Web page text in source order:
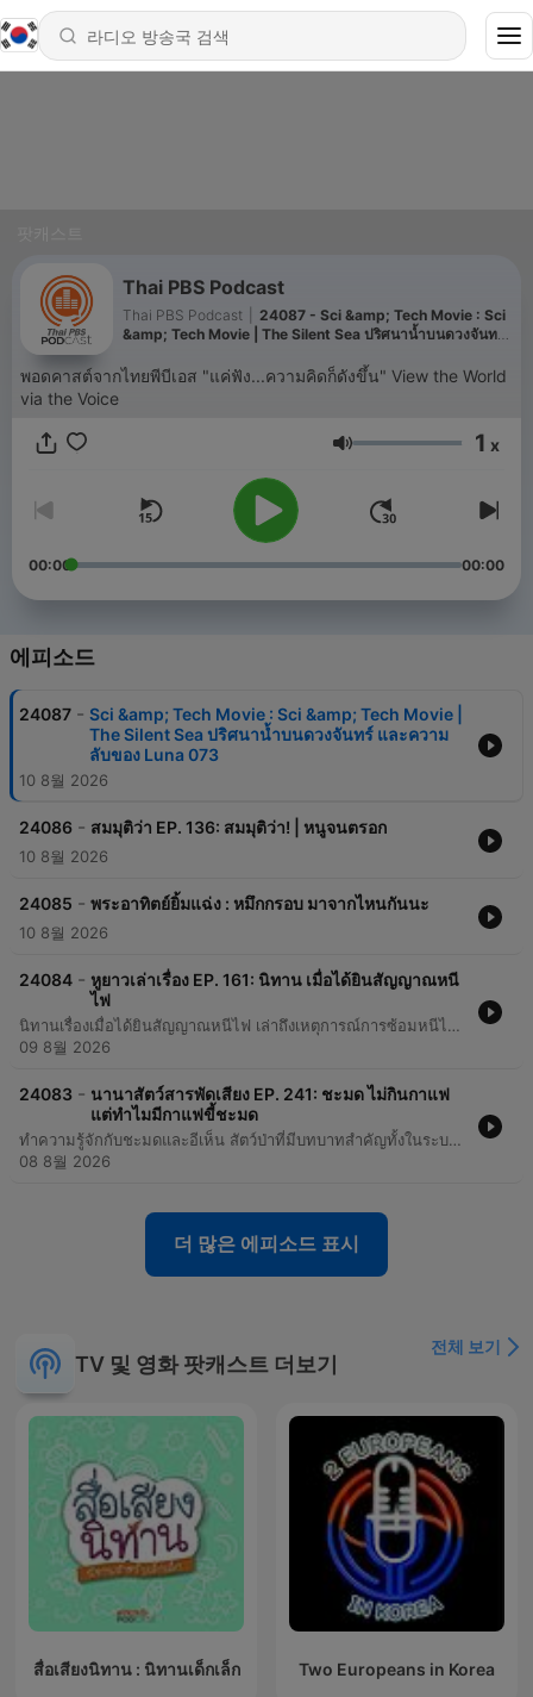
Thai PBS Podcast
Thai PBS Podcast
24087 - Sci &amp; Tech Movie : Sci
&amp; Tech Movie | The Silent Sea ปริศนาน้ำบนดวงจันทร์
พอดคาสต์จากไทยพีบีเอส "แค่ฟัง...ความคิดก็ดังขึ้น" View the World
via the Voice
음량 1 x
00:00 00:00
에피소드
24087 - Sci &amp; Tech Movie : Sci &amp; Tech Movie |
The Silent Sea ปริศนาน้ำบนดวงจันทร์ และความ
ลับของ Luna 073
10 8월 2026
24086 - สมมุติว่า EP. 136: สมมุติว่า! | หนูจนตรอก
10 8월 2026
24085 - พระอาทิตย์ยิ้มแฉ่ง : หมึกกรอบ มาจากไหนกันนะ
10 8월 2026
24084 - หูยาวเล่าเรื่อง EP. 161: นิทาน เมื่อได้ยินสัญญาณหนี
ไฟ
นิทานเรื่องเมื่อได้ยินสัญญาณหนีไฟ เล่าถึงเหตุการณ์การซ้อมหนีไฟในห้องเรียนศิลปะ ซึ่งหูยาวสามารถตั้งสติและนำเพื่อนๆ เดินออกจากอาคารตามกฎระเบียบได้อย่างปลอดภัย
09 8월 2026
24083 - นานาสัตว์สารพัดเสียง EP. 241: ชะมด ไม่กินกาแฟ
แต่ทำไมมีกาแฟขี้ชะมด
ทำความรู้จักกับชะมดและอีเห็น สัตว์ป่าที่มีบทบาทสำคัญทั้งในระบบนิเวศและอุตสาหกรรมระดับโลก รายการพาไปสำรวจลักษณะทางกายภาพ ความแตกต่างระหว่างชะมดที่อาศัยบนพื้นดินกับอีเห็นที่ใช้ชีวิตบนต้นไม้ รวมถึงไขความลับของ 'ไขชะมด' ที่เคยเป็นทองคำแห่งโลกน้ำหอม และที่มาของชื่อ 'กาแฟขี้ชะมด' ที่แท้จริงแล้วมาจากอีเห็นข้างลาย เนื้อหาครอบคลุมถึงกระบวนการผลิตกาแฟจากมูลสัตว์ที่มีราคาสูงลิ่ว การเปลี่ยนผ่านจากการเก็บเกี่ยวในธรรมชาติสู่การทำฟาร์มเพื่อเพิ่มมูลค่าสินค้า และบทบาทของสัตว์เหล่านี้ในการเป็นนักปลูกป่าตัวเล็กๆ ที่ช่วยกระจายเมล็ดพันธุ์พืชในธรรมชาติ
08 8월 2026
더 많은 에피소드 표시
TV 및 영화 팟캐스트 더보기
전체 보기
สื่อเสียงนิทาน : นิทานเด็กเล็ก Two Europeans in Korea